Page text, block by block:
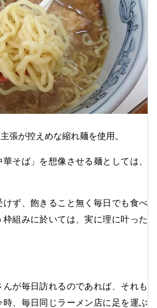
張が控えめな縮れ麺を使用。
華そば」を想像させる麺としては、
ず、飽きること無く毎日でも食べ
組みに於いては、実に理に叶った
が毎日訪れるのであれば、それも
、毎日同じラーメン店に足を運ぶ